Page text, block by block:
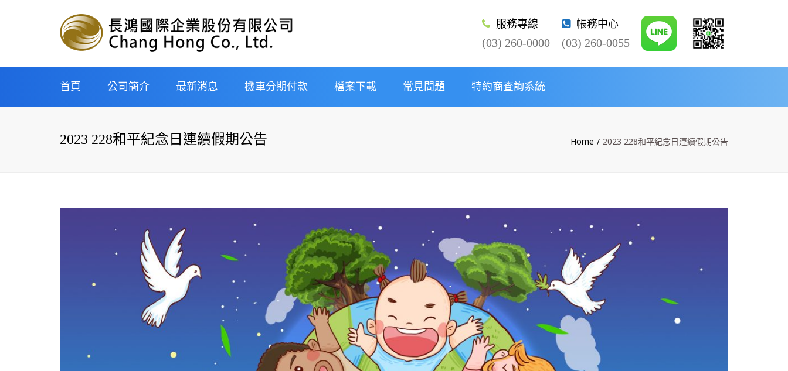
服務專線
(03) 260-0000
帳務中心
(03) 260-0055
首頁 公司簡介
組織架構
最新消息 機車分期付款
新車分期
檔案下載 常見問題 特約商查詢系統
2023 228和平紀念日連續假期公告 Home 2023 228和平紀念日連續假期公告